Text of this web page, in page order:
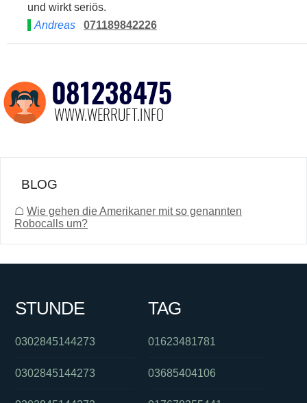
und wirkt seriös.
Andreas
071189842226
BLOG
☖ Wie gehen die Amerikaner mit so genannten
Robocalls um?
STUNDE
0302845144273
0302845144273
TAG
01623481781
03685404106